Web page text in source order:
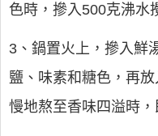
色時，摻入500克沸水
3、鍋置火上，摻入鮮
鹽、味素和糖色，再
慢地熬至香味四溢時，